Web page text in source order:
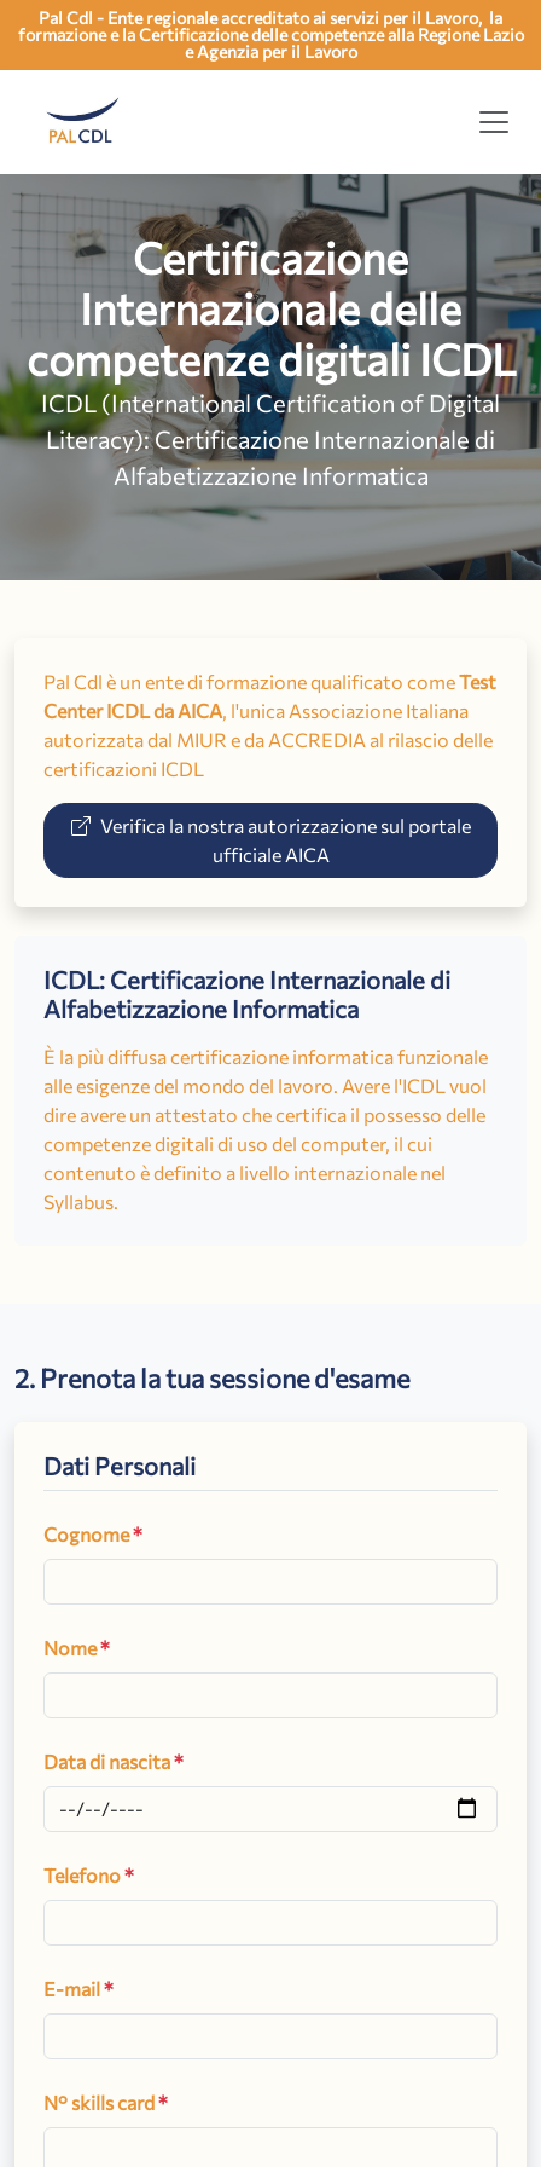
Pal Cdl - Ente regionale accreditato ai servizi per il Lavoro, la
formazione e la Certificazione delle competenze alla Regione Lazio
e Agenzia per il Lavoro
Certificazione
Internazionale delle
competenze digitali ICDL
ICDL (International Certification of Digital
Literacy):Certificazione Internazionale di
Alfabetizzazione Informatica
Pal Cdl è un ente di formazione qualificato comeTest
Center ICDL da AICA , l'unica Associazione Italiana
autorizzata dal MIUR e da ACCREDIA al rilascio delle
certificazioni ICDL
Verifica la nostra autorizzazione sul portale
ufficiale AICA
ICDL: Certificazione Internazionale di
Alfabetizzazione Informatica
È la più diffusa certificazione informatica funzionale
alle esigenze del mondo del lavoro. Avere l'ICDL vuol
dire avere un attestato che certifica il possesso delle
competenze digitali di uso del computer, il cui
contenuto è definito a livello internazionale nel
Syllabus.
2. Prenota la tua sessione d'esame
Dati Personali
Cognome*
Nome*
Data di nascita*
Telefono*
E-mail*
N° skills card*